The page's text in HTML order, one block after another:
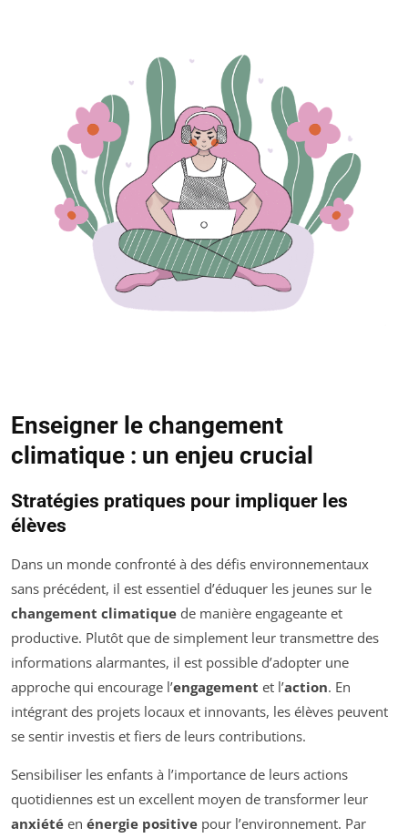
Enseigner le changement
climatique : un enjeu crucial
Stratégies pratiques pour impliquer les
élèves
Dans un monde confronté à des défis environnementaux
sans précédent, il est essentiel d’éduquer les jeunes sur le
changement climatique de manière engageante et
productive. Plutôt que de simplement leur transmettre des
informations alarmantes, il est possible d’adopter une
approche qui encourage l’engagement et l’action. En
intégrant des projets locaux et innovants, les élèves peuvent
se sentir investis et fiers de leurs contributions.
Sensibiliser les enfants à l’importance de leurs actions
quotidiennes est un excellent moyen de transformer leur
anxiété en énergie positive pour l’environnement. Par